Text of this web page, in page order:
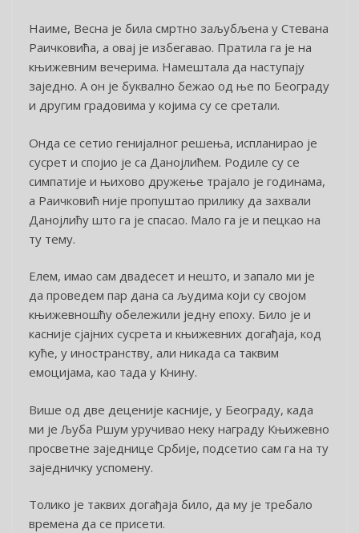
Наиме, Весна је била смртно заљубљена у Стевана
Раичковића, а овај је избегавао. Пратила га је на
књижевним вечерима. Намештала да наступају
заједно. А он је буквално бежао од ње по Београду
и другим градовима у којима су се сретали.
Онда се сетио генијалног решења, испланирао је
сусрет и спојио је са Данојлићем. Родиле су се
симпатије и њихово дружење трајало је годинама,
а Раичковић није пропуштао прилику да захвали
Данојлићу што га је спасао. Мало га је и пецкао на
ту тему.
Елем, имао сам двадесет и нешто, и запало ми је
да проведем пар дана са људима који су својом
књижевношћу обележили једну епоху. Било је и
касније сјајних сусрета и књижевних догађаја, код
куће, у иностранству, али никада са таквим
емоцијама, као тада у Книну.
Више од две деценије касније, у Београду, када
ми је Љуба Ршум уручивао неку награду Књижевно
просветне заједнице Србије, подсетио сам га на ту
заједничку успомену.
Толико је таквих догађаја било, да му је требало
времена да се присети.